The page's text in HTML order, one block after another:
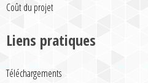
Coût du projet
Liens pratiques
Téléchargements